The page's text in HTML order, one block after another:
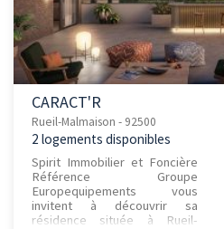
CARACT'R
Rueil-Malmaison - 92500
2 logements disponibles
Spirit Immobilier et Foncière
Référence Groupe
Europequipements vous
invitent à découvrir sa
résidence située à Rueil-